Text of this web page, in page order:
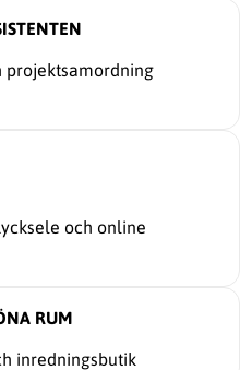
projektsamordning
och online
RUM
inredningsbutik